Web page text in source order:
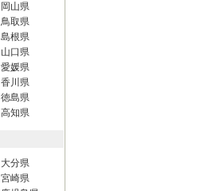
岡山県
鳥取県
島根県
山口県
愛媛県
香川県
徳島県
高知県
大分県
宮崎県